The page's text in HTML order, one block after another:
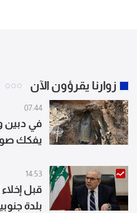
زوارنا يقرؤون الآن
07:44
في دبين
يفكك
14:53
قبل
بلدة